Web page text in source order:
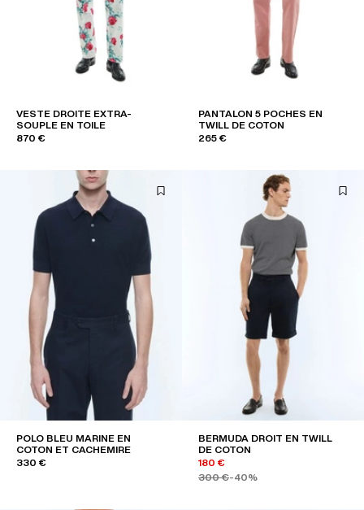
VESTE DROITE EXTRA-
SOUPLE EN TOILE
870 €
PANTALON 5 POCHES EN
TWILL DE COTON
265 €
POLO BLEU MARINE EN
COTON ET CACHEMIRE
330 €
BERMUDA DROIT EN TWILL
DE COTON
180 €
300 €-40%